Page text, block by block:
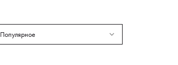
Популярное